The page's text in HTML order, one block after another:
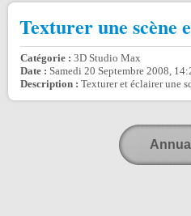
Texturer une scène
Catégorie : 3D Studio Max
Date : Samedi 20 Septembre 2008,
Description : Texturer et éclairer une